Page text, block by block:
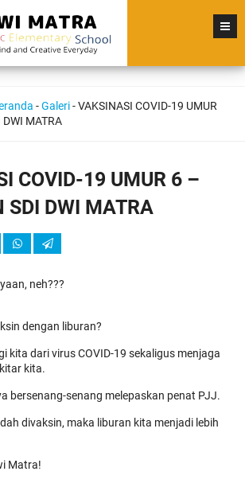
-Galeri-VAKSINASI COVID-19 UMUR
MATRA
COVID-19 UMUR 6 –
SDI DWI MATRA
neh???
dengan liburan?
kita dari virus COVID-19 sekaligus menjaga
kita.
bersenang-senang melepaskan penat PJJ.
divaksin, maka liburan kita menjadi lebih
Matra!